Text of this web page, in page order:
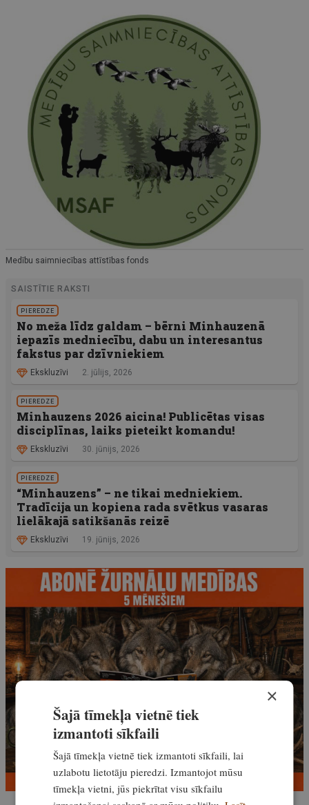
Medību saimniecības attīstības fonds
SAISTĪTIE RAKSTI
PIEREDZE
No meža līdz galdam – bērni Minhauzenā
iepazīs medniecību, dabu un interesantus
fakstus par dzīvniekiem
Ekskluzīvi 2. jūlijs, 2026
PIEREDZE
Minhauzens 2026 aicina! Publicētas visas
disciplīnas, laiks pieteikt komandu!
Ekskluzīvi 30. jūnijs, 2026
PIEREDZE
“Minhauzens” – ne tikai medniekiem.
Tradīcija un kopiena rada svētkus vasaras
lielākajā satikšanās reizē
Ekskluzīvi 19. jūnijs, 2026
×
Šajā tīmekļa vietnē tiek
izmantoti sīkfaili
Šajā tīmekļa vietnē tiek izmantoti sīkfaili, lai
uzlabotu lietotāju pieredzi. Izmantojot mūsu
tīmekļa vietni, jūs piekrītat visu sīkfailu